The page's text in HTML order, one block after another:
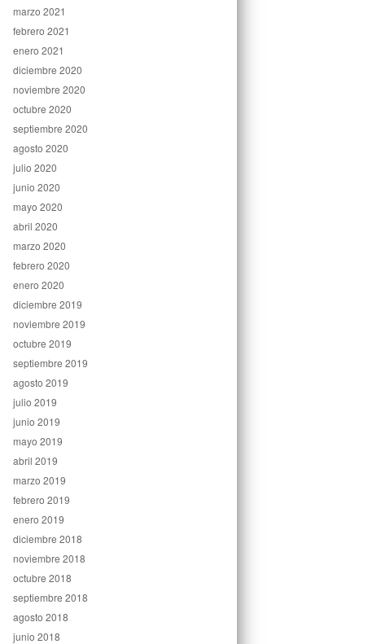
marzo 2021
febrero 2021
enero 2021
diciembre 2020
noviembre 2020
octubre 2020
septiembre 2020
agosto 2020
julio 2020
junio 2020
mayo 2020
abril 2020
marzo 2020
febrero 2020
enero 2020
diciembre 2019
noviembre 2019
octubre 2019
septiembre 2019
agosto 2019
julio 2019
junio 2019
mayo 2019
abril 2019
marzo 2019
febrero 2019
enero 2019
diciembre 2018
noviembre 2018
octubre 2018
septiembre 2018
agosto 2018
junio 2018